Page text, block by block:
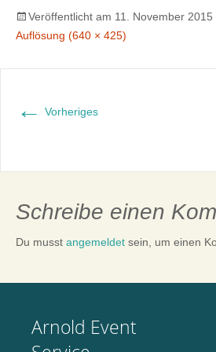
Veröffentlicht am 11. November 2015
Auflösung (640 × 425)
← Vorheriges
Schreibe einen
Du musst angemeldet sein, um einen
Arnold Event